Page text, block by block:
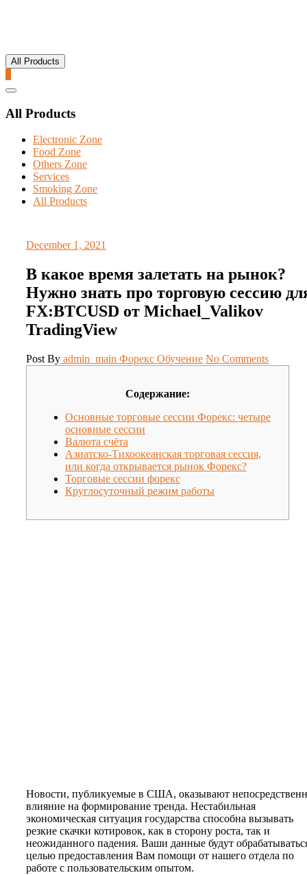
All Products
Catalog
All Products
Electronic Zone
Food Zone
Others Zone
Services
Smoking Zone
All Products
December 1, 2021
В какое время залетать на рынок?
Нужно знать про торговую сессию
FX:BTCUSD от Michael_Valikov
TradingView
Post By admin_main Форекс Обучение No Comments
Содержание:
Основные торговые сессии Форекс: четыре
основные сессии
Валюта счёта
Азиатско-Тихоокеанская торговая сессия,
или когда открывается рынок Форекс?
Торговые сессии форекс
Круглосуточный режим работы
Новости, публикуемые в США, оказывают
влияние на формирование тренда. Нестабильная
экономическая ситуация государства способна вызывать
резкие скачки котировок, как в сторону роста, так и
неожиданного падения. Ваши данные будут
целью предоставления Вам помощи от нашего отдела по
работе с пользовательским опытом.